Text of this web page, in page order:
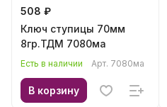
508 ₽
Ключ ступицы 70мм
8гр.ТДМ 7080ма
Есть в наличии Арт. 7080ма
В корзину